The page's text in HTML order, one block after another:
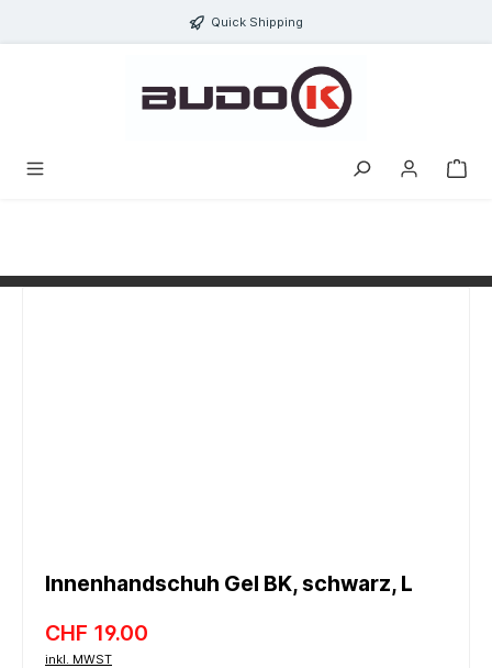
Quick Shipping
Innenhandschuh Gel BK, schwarz, L
CHF 19.00
inkl. MWST